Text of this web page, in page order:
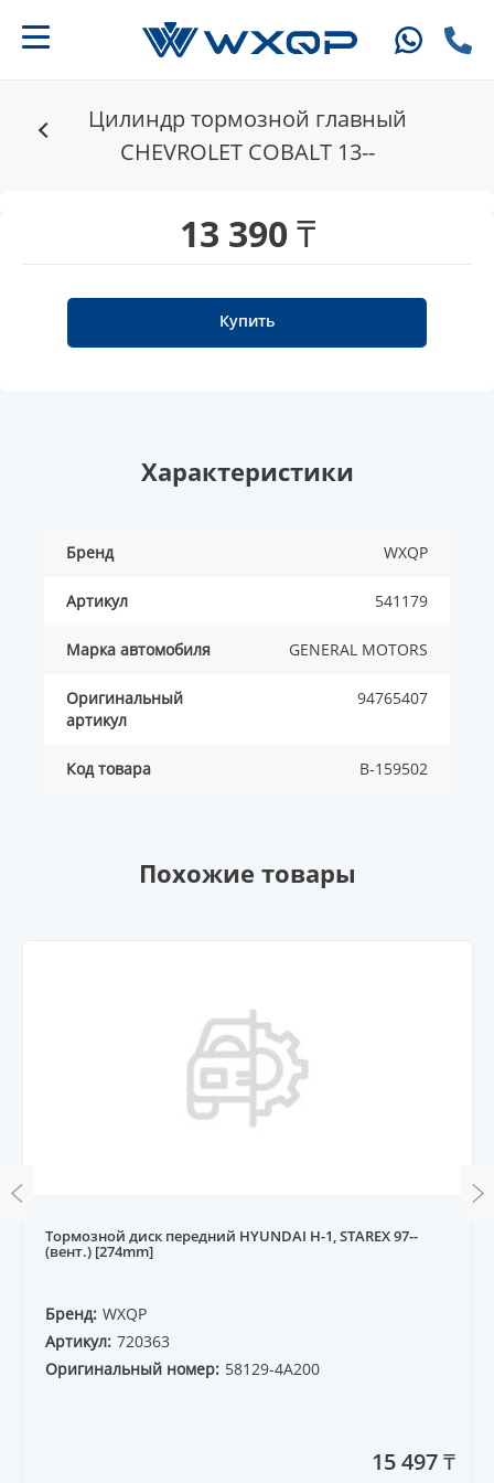
Цилиндр тормозной главный
CHEVROLET COBALT 13--
13 390 ₸
Купить
Характеристики
Бренд WXQP
Артикул 541179
Марка автомобиля GENERAL MOTORS
Оригинальный
артикул
94765407
Код товара B-159502
Похожие товары
Тормозной диск передний HYUNDAI H-1, STAREX 97--
(вент.) [274mm]
Бренд: WXQP
Артикул: 720363
Оригинальный номер: 58129-4A200
15 497 ₸